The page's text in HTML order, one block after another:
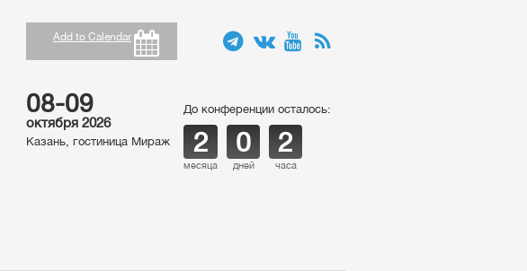
Add to Calendar
08-09
октября 2026
Казань, гостиница Мираж
До конференции осталось:
2
месяца
0
дней
2
часа